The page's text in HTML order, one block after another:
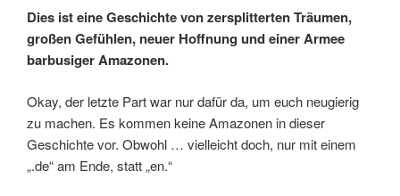
Dies ist eine Geschichte von zersplitterten Träumen,
großen Gefühlen, neuer Hoffnung und einer Armee
barbusiger Amazonen.
Okay, der letzte Part war nur dafür da, um euch neugierig
zu machen. Es kommen keine Amazonen in dieser
Geschichte vor. Obwohl … vielleicht doch, nur mit einem
„.de“ am Ende, statt „en.“